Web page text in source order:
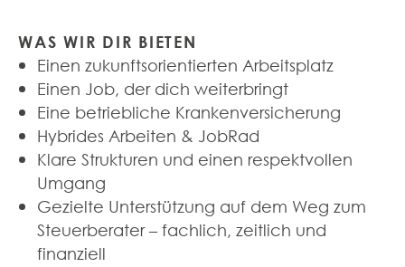
WAS WIR DIR BIETEN
Einen zukunftsorientierten Arbeitsplatz
Einen Job, der dich weiterbringt
Eine betriebliche Krankenversicherung
Hybrides Arbeiten & JobRad
Klare Strukturen und einen respektvollen
Umgang
Gezielte Unterstützung auf dem Weg zum
Steuerberater – fachlich, zeitlich und
finanziell